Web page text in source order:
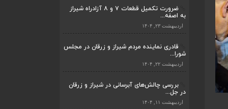
شب خاطره باران انقلاب در مسجد گنج خیابان
ضرورت تکمیل قطعات ۷ و ۸ آزادراه شیراز
به اصفه...
اردیبهشت ۲۳, ۱۴۰۴
قادری نماینده مردم شیراز و زرقان در مجلس
شورا...
اردیبهشت ۲۲, ۱۴۰۴
بررسی چالش‌های آبرسانی در شیراز و زرقان
در جل...
اردیبهشت ۱۱, ۱۴۰۴